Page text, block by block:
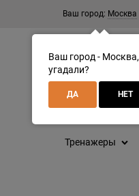
Ваш город: Москва
Тренажеры
Ваш город - Москва,
угадали?
ДА НЕТ